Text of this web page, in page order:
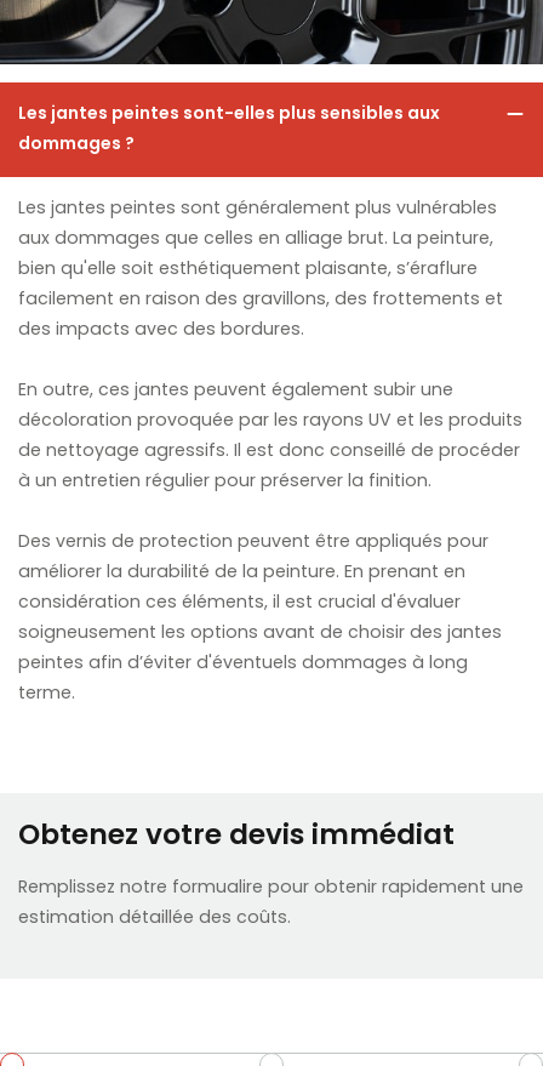
Les jantes peintes sont-elles plus sensibles aux
dommages ?
Les jantes peintes sont généralement plus vulnérables
aux dommages que celles en alliage brut. La peinture,
bien qu'elle soit esthétiquement plaisante, s’éraflure
facilement en raison des gravillons, des frottements et
des impacts avec des bordures.
En outre, ces jantes peuvent également subir une
décoloration provoquée par les rayons UV et les produits
de nettoyage agressifs. Il est donc conseillé de procéder
à un entretien régulier pour préserver la finition.
Des vernis de protection peuvent être appliqués pour
améliorer la durabilité de la peinture. En prenant en
considération ces éléments, il est crucial d'évaluer
soigneusement les options avant de choisir des jantes
peintes afin d’éviter d'éventuels dommages à long
terme.
Obtenez votre devis immédiat
Remplissez notre formualire pour obtenir rapidement une
estimation détaillée des coûts.